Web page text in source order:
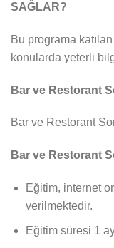
SAĞLAR?
Bu programa
konularda yeterli
Bar ve Restorant
Bar ve Restorant
Bar ve Restorant
Eğitim, internet
verilmektedir.
Eğitim süresi 1